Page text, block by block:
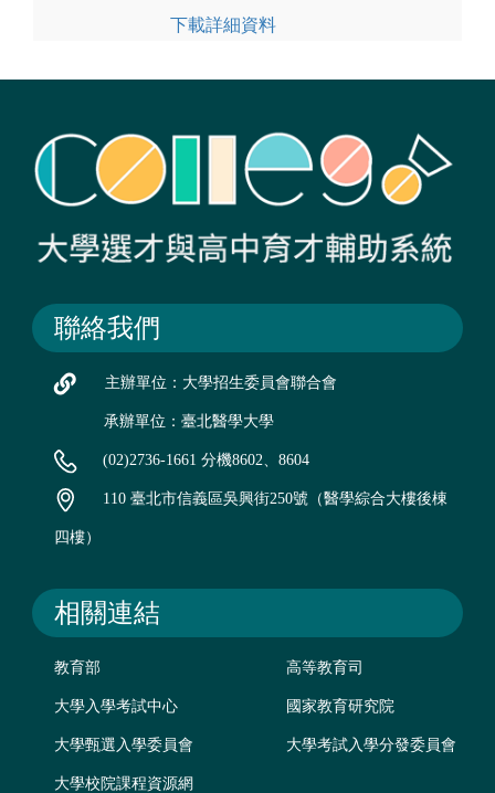
下載詳細資料
聯絡我們
主辦單位：大學招生委員會聯合會
承辦單位：臺北醫學大學
(02)2736-1661 分機8602、8604
110 臺北市信義區吳興街250號（醫學綜合大樓後棟
四樓）
相關連結
教育部 高等教育司
大學入學考試中心 國家教育研究院
大學甄選入學委員會 大學考試入學分發委員會
大學校院課程資源網